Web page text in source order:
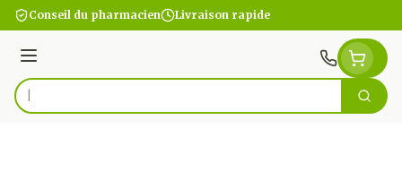
Aller au contenu
Conseil du pharmacien Livraison rapide
Menu
Rechercher